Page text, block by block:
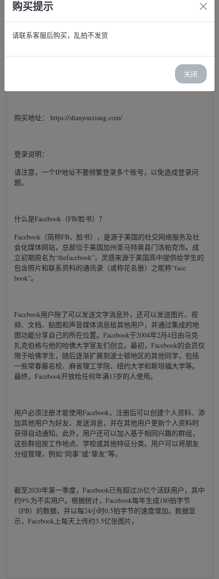
Facebook自动注册 | 邮箱验证 | 包含有效邮箱 | 支持
购买地址： https://shanyouxiang.com/
登录说明：
请注意，一个IP地址不要频繁登录多个账号，以免造成登录问
题。
什么是Facebook（FB/脸书）？
Facebook（简称FB、脸书），是源于美国的社交网络服务及社
会化媒体网站，总部位于美国加州圣马特奥县门洛帕克市。成
立初期原名为“thefacebook”，灵感来源于美国高中提供给学生的
包含照片和联系资料的通讯录（或称花名册）之昵称“face
book”。
Facebook用户除了可以发送文字消息外，还可以发送图片、视
频、文档、贴图和声音媒体消息给其他用户，并通过集成的地
图功能分享自己的所在位置。Facebook于2004年2月4日由马克·
扎克伯格与他的哈佛大学室友们创立。最初，Facebook的会员仅
限于哈佛学生，随后逐渐扩展到波士顿地区的其他同学，包括
一些常春藤名校、麻省理工学院、纽约大学和斯坦福大学等。
最终，Facebook开放给任何年满13岁的人使用。
用户必须注册才能使用Facebook，注册后可以创建个人资料、添
加其他用户为好友、发送消息，并在其他用户更新个人资料时
获得自动通知。此外，用户还可以加入基于相同兴趣的群组，
这些群组按工作地点、学校或其他特征分类。用户可以将朋友
分组管理，例如“同事”或“挚友”等。
截至2020年第一季度，Facebook已有超过26亿个活跃用户，其中
约9%为不实用户。根据统计，Facebook每年生成180拍字节
（PB）的数据，并以每24小时0.5拍字节的速度增加。数据显
示，Facebook上每天上传约3.5亿张图片。
购买提示
请联系客服后购买，乱拍不发货
关闭